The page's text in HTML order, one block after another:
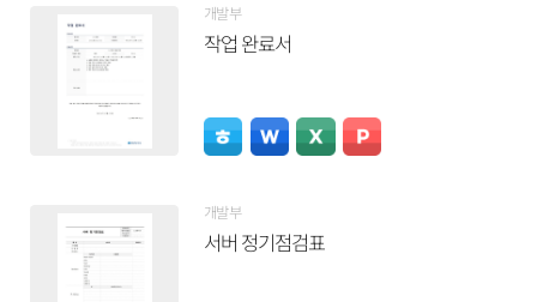
개발부
작업 완료서
개발부
서버 정기점검표